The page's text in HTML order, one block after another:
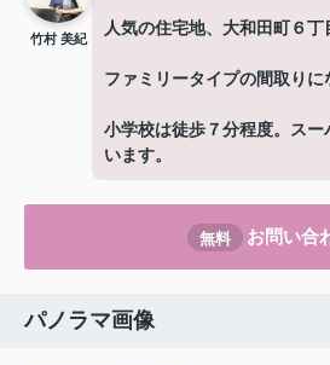
竹村 美紀
人気の住宅地、大和田町６丁
ファミリータイプの間取りに
小学校は徒歩７分程度。スー
います。
無料 お問い合
パノラマ画像